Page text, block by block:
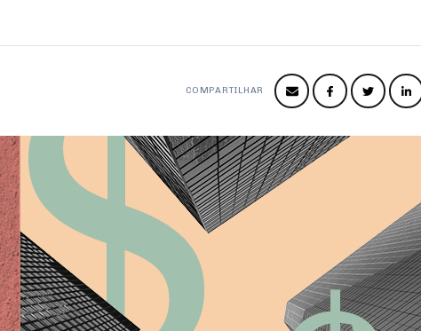
COMPARTILHAR